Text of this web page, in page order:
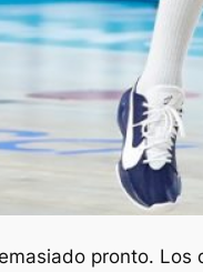
pronto.